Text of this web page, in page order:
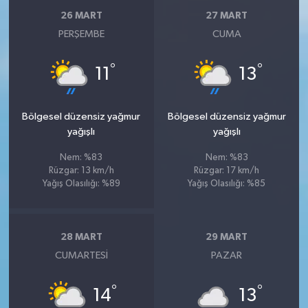
26 MART
PERŞEMBE
11 °
Bölgesel düzensiz yağmur
yağışlı
Nem: %83
Rüzgar: 13 km/h
Yağış Olasılığı: %89
27 MART
CUMA
13°
Bölgesel düzensiz yağmur
yağışlı
Nem: %83
Rüzgar: 17 km/h
Yağış Olasılığı: %85
28 MART
CUMARTESI
14°
29 MART
PAZAR
13°